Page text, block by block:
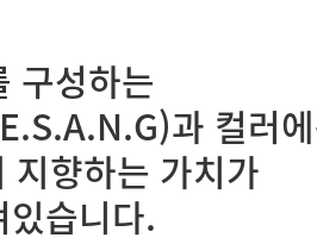
구성하는
과 컬러
지향하는 가치가
있습니다.